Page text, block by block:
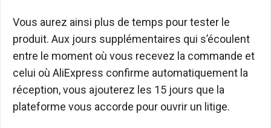
Vous aurez ainsi plus de temps pour tester le
produit. Aux jours supplémentaires qui s’écoulent
entre le moment où vous recevez la commande et
celui où AliExpress confirme automatiquement la
réception, vous ajouterez les 15 jours que la
plateforme vous accorde pour ouvrir un litige.